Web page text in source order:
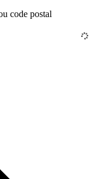
code postal